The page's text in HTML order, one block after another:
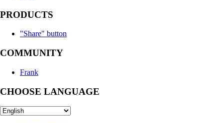
PRODUCTS
"Share" button
COMMUNITY
Frank
CHOOSE LANGUAGE